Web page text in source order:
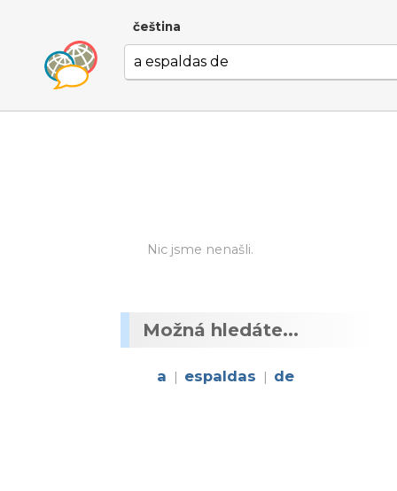
čeština
Nic jsme nenašli.
Možná hledáte...
a | espaldas | de